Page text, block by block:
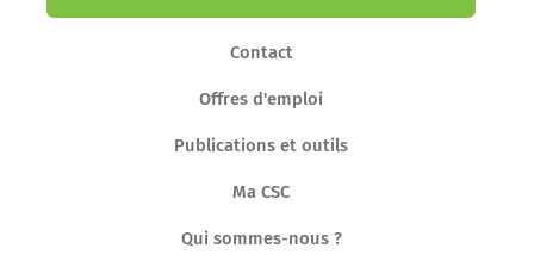
Contact
Offres d'emploi
Publications et outils
Ma CSC
Qui sommes-nous ?